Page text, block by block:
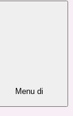
Menu di